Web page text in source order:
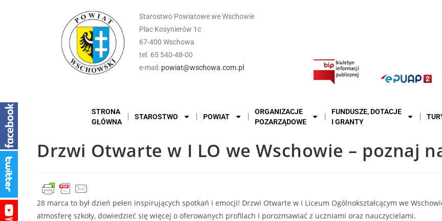
Starostwo Powiatowe we Wschowie
Plac Kosynierów 1c
67-400 Wschowa
tel. 65 540-48-00
e-mail: powiat@wschowa.com.pl
STRONA
GŁÓWNA
STAROSTWO POWIAT
ORGANIZACJE
POZARZĄDOWE
FUNDUSZE, DOTACJE
I GRANTY
Drzwi Otwarte w I LO we Wschowie – poznaj
28 marca to był dzień pełen inspirujących spotkań i emocji! Drzwi Otwarte w I Liceum Ogólnokształcącym we
atmosferę szkoły, dowiedzieć się więcej o oferowanych profilach i porozmawiać z uczniami oraz nauczycielami.